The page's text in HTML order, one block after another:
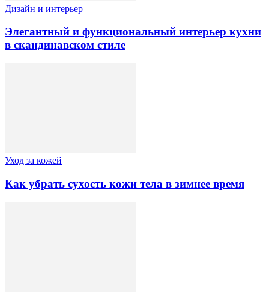
Дизайн и интерьер
Элегантный и функциональный интерьер кухни
в скандинавском стиле
Уход за кожей
Как убрать сухость кожи тела в зимнее время